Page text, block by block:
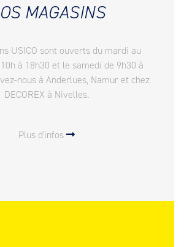
MAGASINS
USICO sont ouverts du mardi au
à 18h30 et le samedi de 9h30 à
nous à Anderlues, Namur et chez
DECOREX à Nivelles.
Plus d'infos